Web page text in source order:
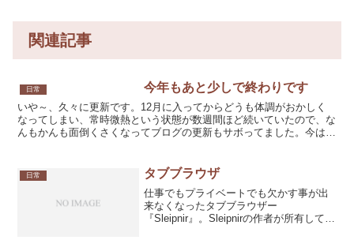
関連記事
日常 今年もあと少しで終わりです
いや～、久々に更新です。12月に入ってからどうも体調がおかしく
なってしまい、常時微熱という状態が数週間ほど続いていたので、な
んもかんも面倒くさくなってブログの更新もサボってました。今はす
日常 タブブラウザ
仕事でもプライベートでも欠かす事が出
来なくなったタブブラウザー
『Sleipnir』。Sleipnirの作者が所有してい